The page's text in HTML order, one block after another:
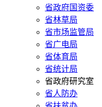
省政府国资委
省林草局
省市场监管局
省广电局
省体育局
省统计局
省政府研究室
省人防办